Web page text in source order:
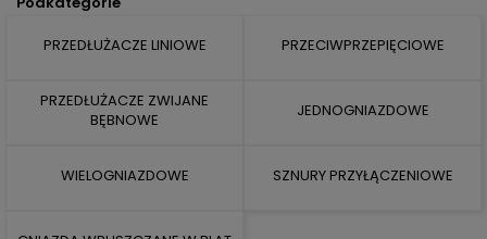
PRZEDŁUŻACZE LINIOWE PRZECIWPRZEPIĘCIOWE
PRZEDŁUŻACZE ZWIJANE
BĘBNOWE
JEDNOGNIAZDOWE
WIELOGNIAZDOWE SZNURY PRZYŁĄCZENIOWE